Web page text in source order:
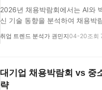
2026년 채용박람회에서는 AI와
신 기술 동향을 분석하여 채용박
취업 트렌드 분석가 권민지04-20조회
대기업 채용박람회 vs 중
략